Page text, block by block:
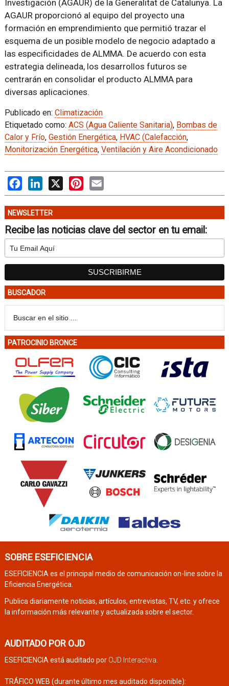
Investigación (AGAUR) de la Generalitat de Catalunya. La
AGAUR proporcionó al equipo del proyecto una
formación en emprendimiento que permitió trazar el
esquema de un posible modelo de negocio adaptado a
las especificidades de ALMMA. De acuerdo con esta
estrategia delineada, los desarrollos futuros se
centrarán en consolidar el producto ALMMA para
diversas aplicaciones.
Publicado en: Climatización
Etiquetado como: ACS (Agua Caliente Sanitaria), Bombas de
Calor y Frío, Gestión Energética, HVAC (Calefacción,
Monitorización Energética, Ventilación y Aire Acondicionado
FacebookLinkedIn
X PinterestEmail
NEWSLETTER
Recibe las noticias clave del sector en tu email:
BUSCADOR
PATROCINIO BRONCE
SOBRE ESEFICIENCIA
ESEFICIENCIA es el principal medio de comunicación on-line sobre la
Eficiencia Energética.
Publica diariamente noticias, artículos, entrevistas, TV, etc. y ofrece
la información más relevante y actualizada sobre el sector.
AUDITADO POR OJD
ESEFICIENCIA está auditado por OJD Interactiva
TRÁFICO WEB (durante último mes auditado disponible):